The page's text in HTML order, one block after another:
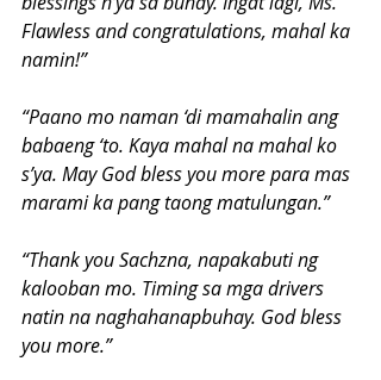
Flawless and congratulations, mahal ka
namin!”
“Paano mo naman ‘di mamahalin ang
babaeng ‘to. Kaya mahal na mahal ko
s’ya. May God bless you more para mas
marami ka pang taong matulungan.”
“Thank you Sachzna, napakabuti ng
kalooban mo. Timing sa mga drivers
natin na naghahanapbuhay. God bless
you more.”